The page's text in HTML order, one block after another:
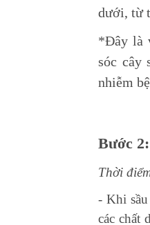
dưới, từ
*Đây là
sóc cây
nhiễm
Bước
Thời
- Khi sầu
các chất